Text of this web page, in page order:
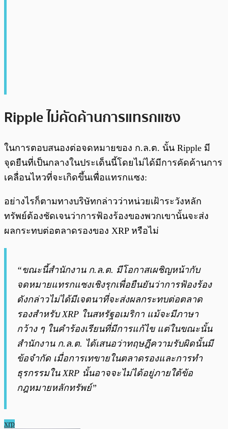
Ripple ไม่คัดค้านการแทรกแซง
ในการตอบสนองต่อจดหมายของ ก.ล.ต. นั้น Ripple มี
จุดยืนที่เป็นกลางในประเด็นนี้โดยไม่ได้มีการคัดค้านการ
เคลื่อนไหวที่จะเกิดขึ้นเพื่อแทรกแซง:
อย่างไรก็ตามทางบริษัทกล่าวว่าหน่วยเฝ้าระวังหลัก
ทรัพย์ต้องชัดเจนว่าการฟ้องร้องของพวกเขานั้นจะส่ง
ผลกระทบต่อตลาดรองของ XRP หรือไม่
“ขณะนี้สำนักงาน ก.ล.ต. มีโอกาสเผชิญหน้ากับ
จดหมายแทรกแซงเชิงรุกเพื่อยืนยันว่าการฟ้องร้อง
ดังกล่าวไม่ได้มีเจตนาที่จะส่งผลกระทบต่อตลาด
รองสำหรับ XRP ในสหรัฐอเมริกา แม้จะมีภาษา
กว้าง ๆ ในคำร้องเรียนที่มีการแก้ไข แต่ในขณะนั้น
สำนักงาน ก.ล.ต. ได้เสนอว่าทฤษฎีความรับผิดนั้นมี
ข้อจำกัด เมื่อการเทขายในตลาดรองและการทำ
ธุรกรรมใน XRP นั้นอาจจะไม่ได้อยู่ภายใต้ข้อ
กฎหมายหลักทรัพย์”
xrp